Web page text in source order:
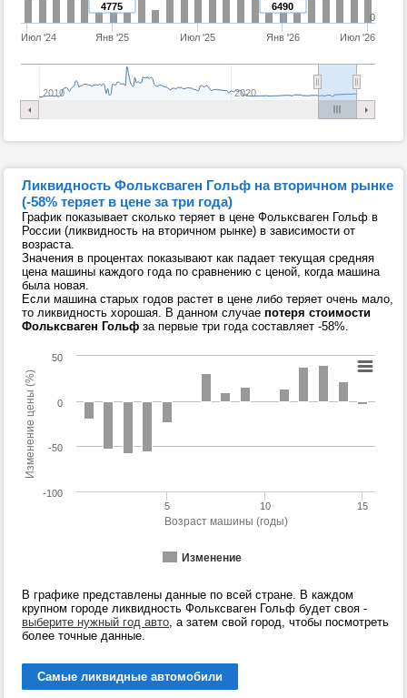
6490
4775
Июл '24 Янв '25 Июл '25 Янв '26 Июл '26
2010 2020
0
Ликвидность Фольксваген Гольф на вторичном рынке
(-58% теряет в цене за три года)
График показывает сколько теряет в цене Фольксваген Гольф в
России (ликвидность на вторичном рынке) в зависимости от
возраста.
Значения в процентах показывают как падает текущая средняя
цена машины каждого года по сравнению с ценой, когда машина
была новая.
Если машина старых годов растет в цене либо теряет очень мало,
то ликвидность хорошая. В данном случае потеря стоимости
Фольксваген Гольф за первые три года составляет -58%.
Возраст машины (годы)
Изменение цены (%)
Изменение
5 10 15
-50
0
50
-100
В графике представлены данные по всей стране. В каждом
крупном городе ликвидность Фольксваген Гольф будет своя -
выберите нужный год авто, а затем свой город, чтобы посмотреть
более точные данные.
Самые ликвидные автомобили